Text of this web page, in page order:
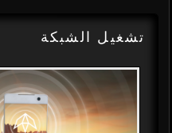
تشغيل الشبكة